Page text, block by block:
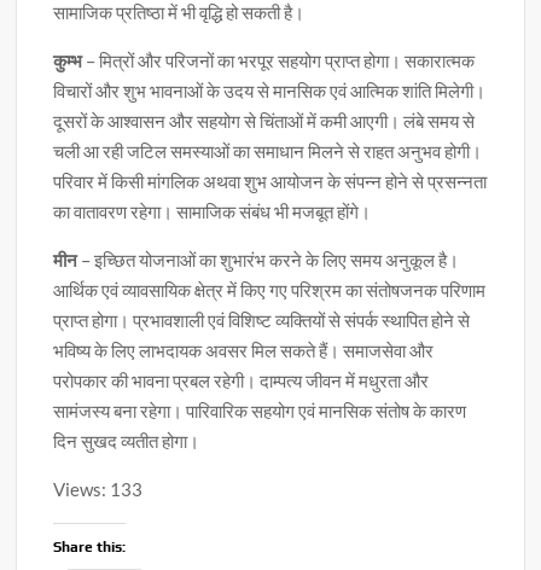
सामाजिक प्रतिष्ठा में भी वृद्धि हो सकती है।
कुम्भ– मित्रों और परिजनों का भरपूर सहयोग प्राप्त होगा। सकारात्मक
विचारों और शुभ भावनाओं के उदय से मानसिक एवं आत्मिक शांति मिलेगी।
दूसरों के आश्वासन और सहयोग से चिंताओं में कमी आएगी। लंबे समय से
चली आ रही जटिल समस्याओं का समाधान मिलने से राहत अनुभव होगी।
परिवार में किसी मांगलिक अथवा शुभ आयोजन के संपन्न होने से प्रसन्नता
का वातावरण रहेगा। सामाजिक संबंध भी मजबूत होंगे।
मीन– इच्छित योजनाओं का शुभारंभ करने के लिए समय अनुकूल है।
आर्थिक एवं व्यावसायिक क्षेत्र में किए गए परिश्रम का संतोषजनक परिणाम
प्राप्त होगा। प्रभावशाली एवं विशिष्ट व्यक्तियों से संपर्क स्थापित होने से
भविष्य के लिए लाभदायक अवसर मिल सकते हैं। समाजसेवा और
परोपकार की भावना प्रबल रहेगी। दाम्पत्य जीवन में मधुरता और
सामंजस्य बना रहेगा। पारिवारिक सहयोग एवं मानसिक संतोष के कारण
दिन सुखद व्यतीत होगा।
Views: 133
Share this: